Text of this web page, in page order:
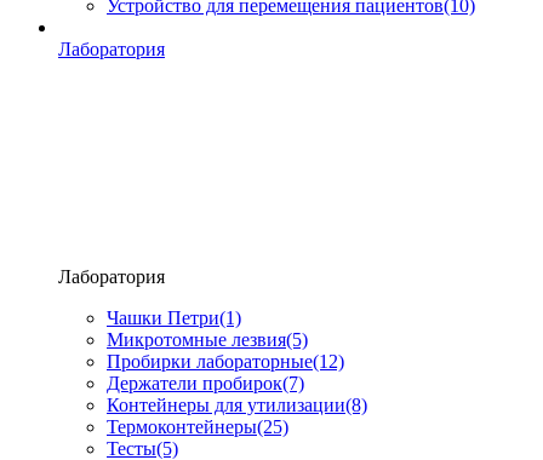
Устройство для перемещения пациентов(10)
Лаборатория
Лаборатория
Чашки Петри(1)
Микротомные лезвия(5)
Пробирки лабораторные(12)
Держатели пробирок(7)
Контейнеры для утилизации(8)
Термоконтейнеры(25)
Тесты(5)